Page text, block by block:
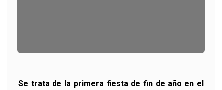
Se trata de la primera fiesta de fin de año en el